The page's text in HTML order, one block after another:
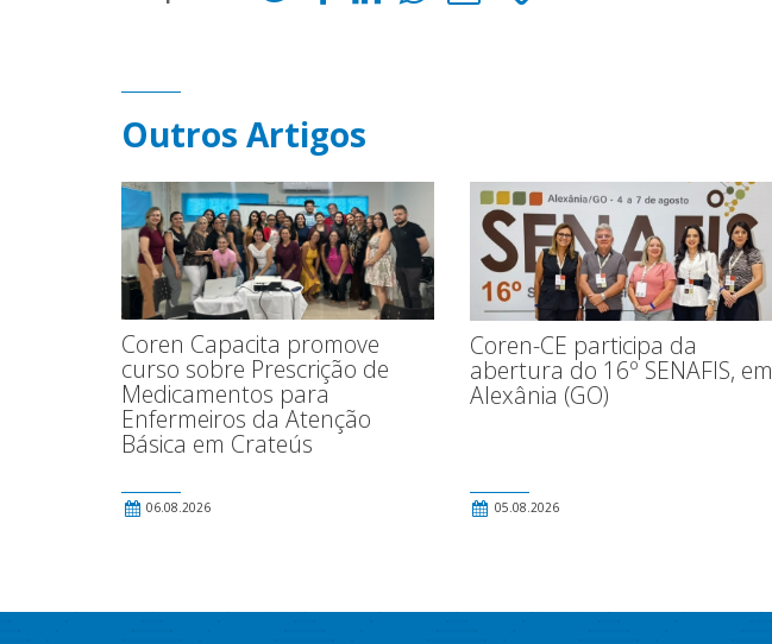
Outros Artigos
Coren Capacita promove
curso sobre Prescrição de
Medicamentos para
Enfermeiros da Atenção
Básica em Crateús
06.08.2026
Coren-CE participa da
abertura do 16º SENAFIS, em
Alexânia (GO)
05.08.2026